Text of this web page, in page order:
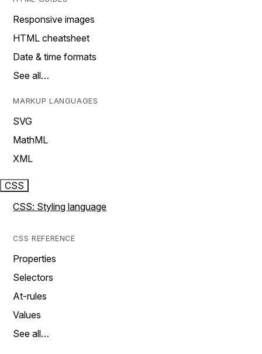
Responsive images
HTML cheatsheet
Date & time formats
See all…
MARKUP LANGUAGES
SVG
MathML
XML
CSS
CSS: Styling language
CSS REFERENCE
Properties
Selectors
At-rules
Values
See all…